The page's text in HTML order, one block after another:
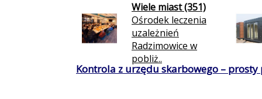
Wiele miast (351)
Ośrodek leczenia
uzależnień
Radzimowice w
pobliż..
Kontrola z urzędu skarbowego –